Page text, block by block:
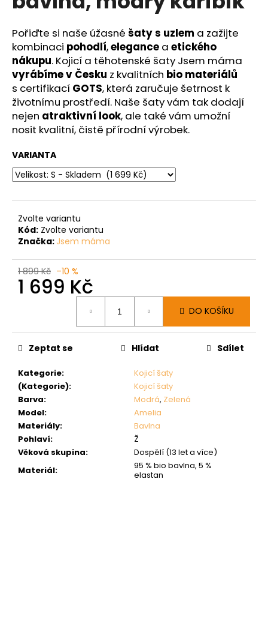
hvězdiček.
Pořiďte si naše úžasné šaty s uzlem a zažijte
kombinaci pohodlí,elegance a etického
nákupu. Kojicí a těhotenské šaty Jsem máma
vyrábíme v Česku z kvalitních bio materiálů
s certifikací GOTS, která zaručuje šetrnost k
životnímu prostředí. Naše šaty vám tak dodají
nejen atraktivní look, ale také vám umožní
nosit kvalitní, čistě přírodní výrobek.
VARIANTA
Zvolte variantu
Kód: Zvolte variantu
Značka: Jsem máma
1 899 Kč –10 %
1 699 Kč
DO KOŠÍKU
Kategorie:
Kojicí šaty
(Kategorie):
Kojicí šaty
Barva: Modrá, Zelená
Model:
Amelia
Materiály:
Bavlna
Pohlaví:
Ž
Věková skupina:
Dospělí (13 let a více)
Materiál:
95 % bio bavlna, 5 %
elastan
Zeptat se Hlídat Sdílet
j
e
m
e